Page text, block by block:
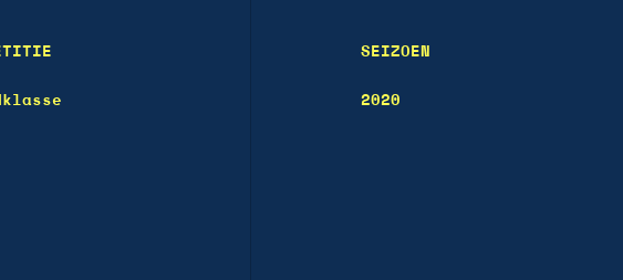
SEIZOEN
2020